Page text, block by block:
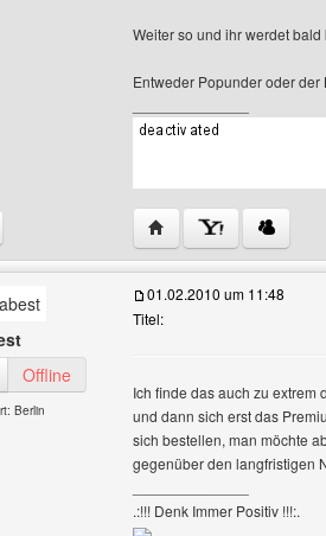
Weiter so und ihr werdet
Entweder Popunder oder der
Website dieses
Benutzer-Profile anzeigen
Offline
Berlin
01.02.2010 um 11:48
Titel:
Ich finde das auch zu extrem
und dann sich erst das
sich bestellen, man möchte
gegenüber den langfristigen
.:!!! Denk Immer Positiv !!!:.